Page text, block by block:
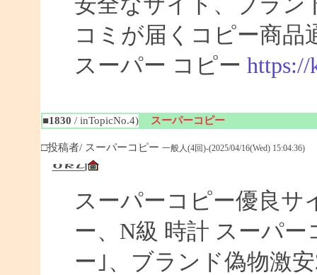
コミが届くコピー商品
スーパー コピー https://
■1830 / inTopicNo.4) スーパーコピー
□投稿者/ スーパーコピー 一般人(4回)-(2025/04/16(Wed) 15:04:36)
スーパーコピー優良サ
ー、N級 時計 スーパ
ー｣、ブランド偽物激